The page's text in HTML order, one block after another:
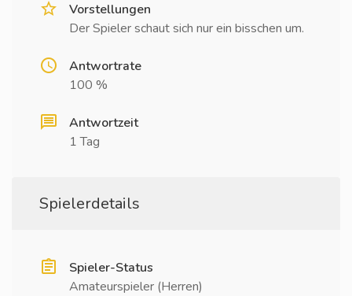
Vorstellungen
Der Spieler schaut sich nur ein bisschen um.
Antwortrate
100 %
Antwortzeit
1 Tag
Spielerdetails
Spieler-Status
Amateurspieler (Herren)